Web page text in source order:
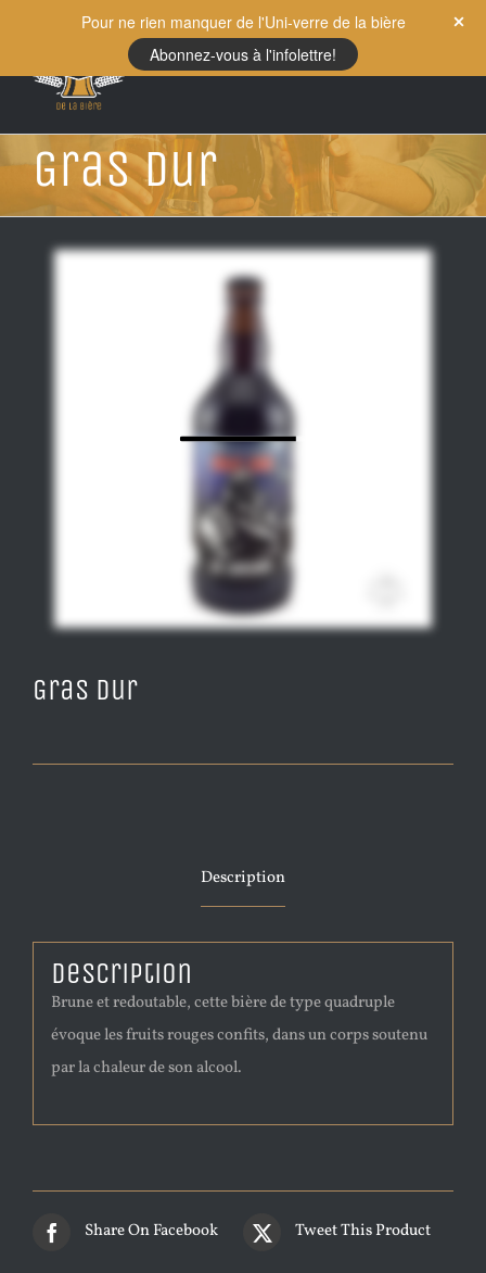
content
Gras dur
Gras dur
Description
Description
Brune et redoutable, cette bière de type quadruple
évoque les fruits rouges confits, dans un corps soutenu
par la chaleur de son alcool.
Share On Facebook Tweet This Product
Pour ne rien manquer de l'Uni-verre de la bière
Abonnez-vous à l'infolettre!